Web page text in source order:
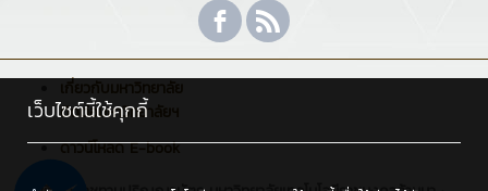
เกี่ยวกับมหาวิทยาลัย
ติดต่อมหาวิทยาลัยฯ
ดาวน์โหลด E-book
เว็บไซต์นี้ใช้คุกกี้